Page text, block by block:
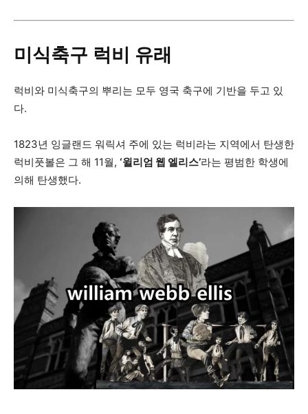
미식축구 럭비 유래
럭비와 미식축구의 뿌리는 모두 영국 축구에 기반을 두고 있
다.
1823년 잉글랜드 워릭셔 주에 있는 럭비라는 지역에서 탄생한
럭비풋볼은 그 해 11월, ‘윌리엄 웹 엘리스’라는 평범한 학생에
의해 탄생했다.